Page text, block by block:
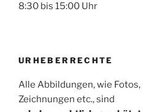
8:30 bis 15:00 Uhr
URHEBERRECHTE
Alle Abbildungen, wie Fotos,
Zeichnungen etc., sind